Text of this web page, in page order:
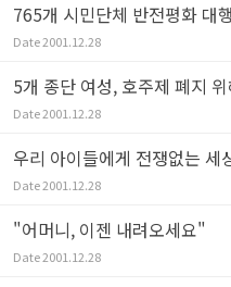
765개 시민단체 반전평화 대
Date2001.12.28
5개 종단 여성, 호주제 폐지
Date2001.12.28
우리 아이들에게 전쟁없는 세
Date2001.12.28
"어머니, 이젠 내려오세요"
Date2001.12.28